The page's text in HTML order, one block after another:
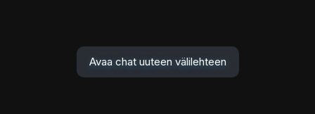
Avaa chat uuteen välilehteen